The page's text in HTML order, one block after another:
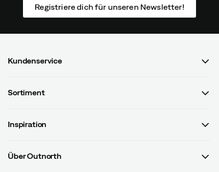
Registriere dich für unseren Newsletter!
Kundenservice
Kontaktiere uns
Sortiment
Herren
Inspiration
#yesOutnorth
Über Outnorth